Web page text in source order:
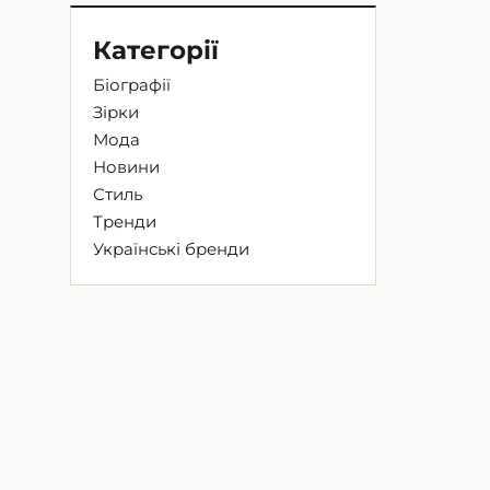
Категорії
Біографії
Зірки
Мода
Новини
Стиль
Тренди
Українські бренди